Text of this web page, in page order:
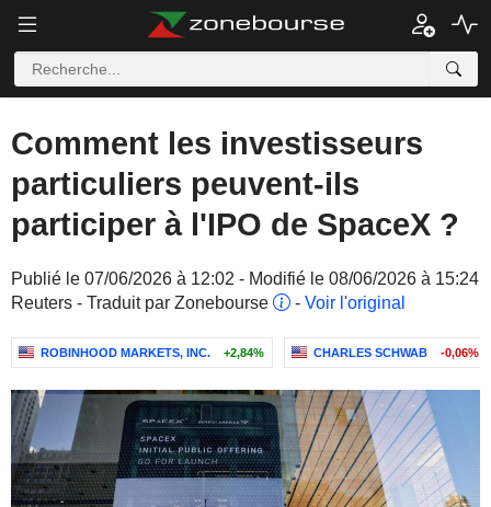
Comment les investisseurs
particuliers peuvent-ils
participer à l'IPO de SpaceX ?
Publié le 07/06/2026 à 12:02 - Modifié le 08/06/2026 à 15:24
Reuters - Traduit par Zonebourse
- Voir l'original
ROBINHOOD MARKETS, INC. +2,84% CHARLES SCHWAB -0,06%